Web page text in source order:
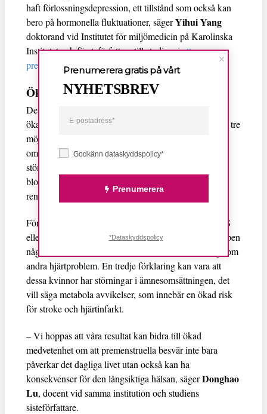
haft förlossningsdepression, ett tillstånd som också kan
bero på hormonella fluktuationer, sägerYihui Yang
doktorand vid Institutet för miljömedicin på Karolinska
Institutet och försteförfattare till studien,i ett
pressmeddelande
Ökad inflammationsnivå
Det är inte klarlagt varför PMS och PMDS innebär en
ökad risk för hjärt- och kärlsjukdom senare i livet men tre
möjliga förklaringar ges. För det första kan det handla
om att kvinnor med premenstruella problem kan ha en
störd reglering av systemet som styr bland annat
blodtryck och vätskebalans i kroppen, det så kallade
renin-angiotensin-aldosteronsystemet (RAAS).
För det andra kan det handla om att kvinnor med PMS
eller PMDS kan ha en ökad inflammationsnivå i kroppen
något som är en riskfaktor för såväl åderförkalkning som
andra hjärtproblem. En tredje förklaring kan vara att
dessa kvinnor har störningar i ämnesomsättningen, det
vill säga metabola avvikelser, som innebär en ökad risk
för stroke och hjärtinfarkt.
– Vi hoppas att våra resultat kan bidra till ökad
medvetenhet om att premenstruella besvär inte bara
påverkar det dagliga livet utan också kan ha
konsekvenser för den långsiktiga hälsan, sägerDonghao
Lu, docent vid samma institution och studiens
sisteförfattare.
Godkänn dataskyddspolicy*
Prenumerera
Prenumerera gratis på vårt
NYHETSBREV
*Dataskyddspolicy